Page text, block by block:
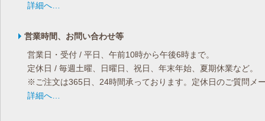
詳細へ…
営業時間、お問い合わせ等
営業日・受付 / 平日、午前10時から午後6時まで。
定休日 / 毎週土曜、日曜日、祝日、年末年始、夏期休業など。
※ご注文は365日、24時間承っております。定休日のご質問メ
詳細へ…